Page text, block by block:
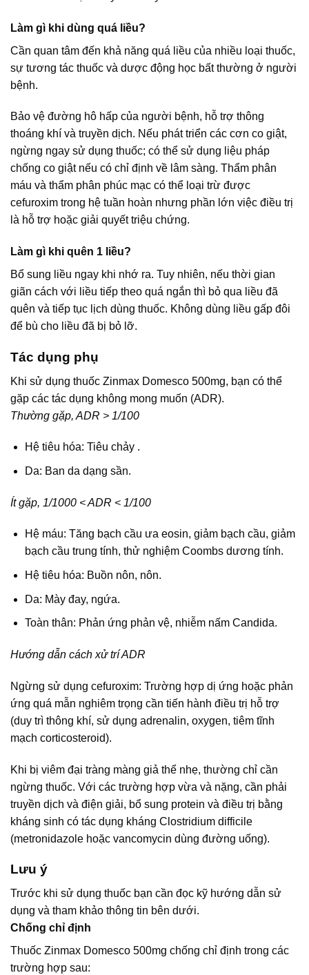
Làm gì khi dùng quá liều?
Cần quan tâm đến khả năng quá liều của nhiều loại thuốc,
sự tương tác thuốc và dược động học bất thường ở người
bệnh.
Bảo vệ đường hô hấp của người bệnh, hỗ trợ thông
thoáng khí và truyền dịch. Nếu phát triển các cơn co giật,
ngừng ngay sử dụng thuốc; có thể sử dụng liệu pháp
chống co giật nếu có chỉ định về lâm sàng. Thẩm phân
máu và thẩm phân phúc mạc có thể loại trừ được
cefuroxim trong hệ tuần hoàn nhưng phần lớn việc điều trị
là hỗ trợ hoặc giải quyết triệu chứng.
Làm gì khi quên 1 liều?
Bổ sung liều ngay khi nhớ ra. Tuy nhiên, nếu thời gian
giãn cách với liều tiếp theo quá ngắn thì bỏ qua liều đã
quên và tiếp tục lịch dùng thuốc. Không dùng liều gấp đôi
để bù cho liều đã bị bỏ lỡ.
Tác dụng phụ
Khi sử dụng thuốc Zinmax Domesco 500mg, bạn có thể
gặp các tác dụng không mong muốn (ADR).
Thường gặp, ADR > 1/100
Hệ tiêu hóa: Tiêu chảy .
Da: Ban da dạng sần.
Ít gặp, 1/1000 < ADR < 1/100
Hệ máu: Tăng bạch cầu ưa eosin, giảm bạch cầu, giảm
bạch cầu trung tính, thử nghiệm Coombs dương tính.
Hệ tiêu hóa: Buồn nôn, nôn.
Da: Mày đay, ngứa.
Toàn thân: Phản ứng phản vệ, nhiễm nấm Candida.
Hướng dẫn cách xử trí ADR
Ngừng sử dụng cefuroxim: Trường hợp dị ứng hoặc phản
ứng quá mẫn nghiêm trọng cần tiến hành điều trị hỗ trợ
(duy trì thông khí, sử dụng adrenalin, oxygen, tiêm tĩnh
mạch corticosteroid).
Khi bị viêm đại tràng màng giả thể nhẹ, thường chỉ cần
ngừng thuốc. Với các trường hợp vừa và nặng, cần phải
truyền dịch và điện giải, bổ sung protein và điều trị bằng
kháng sinh có tác dụng kháng Clostridium difficile
(metronidazole hoặc vancomycin dùng đường uống).
Lưu ý
Trước khi sử dụng thuốc bạn cần đọc kỹ hướng dẫn sử
dụng và tham khảo thông tin bên dưới.
Chống chỉ định
Thuốc Zinmax Domesco 500mg chống chỉ định trong các
trường hợp sau: